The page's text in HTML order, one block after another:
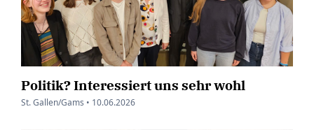
Politik? Interessiert uns sehr wohl
St. Gallen/Gams • 10.06.2026